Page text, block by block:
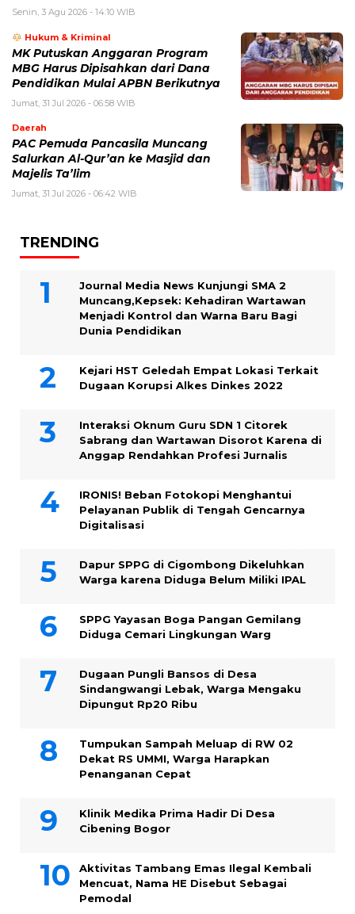
Senin, 3 Agu 2026 - 14:10 WIB
Hukum & Kriminal
MK Putuskan Anggaran Program
MBG Harus Dipisahkan dari Dana
Pendidikan Mulai APBN Berikutnya
Jumat, 31 Jul 2026 - 06:58 WIB
Daerah
PAC Pemuda Pancasila Muncang
Salurkan Al-Qur’an ke Masjid dan
Majelis Ta’lim
Jumat, 31 Jul 2026 - 06:42 WIB
TRENDING
Journal Media News Kunjungi SMA 2
Muncang,Kepsek: Kehadiran Wartawan
Menjadi Kontrol dan Warna Baru Bagi
Dunia Pendidikan
Kejari HST Geledah Empat Lokasi Terkait
Dugaan Korupsi Alkes Dinkes 2022
Interaksi Oknum Guru SDN 1 Citorek
Sabrang dan Wartawan Disorot Karena di
Anggap Rendahkan Profesi Jurnalis
IRONIS! Beban Fotokopi Menghantui
Pelayanan Publik di Tengah Gencarnya
Digitalisasi
Dapur SPPG di Cigombong Dikeluhkan
Warga karena Diduga Belum Miliki IPAL
SPPG Yayasan Boga Pangan Gemilang
Diduga Cemari Lingkungan Warg
Dugaan Pungli Bansos di Desa
Sindangwangi Lebak, Warga Mengaku
Dipungut Rp20 Ribu
Tumpukan Sampah Meluap di RW 02
Dekat RS UMMI, Warga Harapkan
Penanganan Cepat
Klinik Medika Prima Hadir Di Desa
Cibening Bogor
Aktivitas Tambang Emas Ilegal Kembali
Mencuat, Nama HE Disebut Sebagai
Pemodal